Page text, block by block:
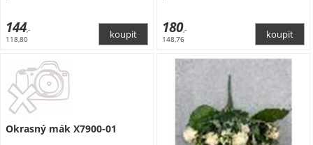
144,-
118,80
180,-
148,76
Okrasný mák X7900-01